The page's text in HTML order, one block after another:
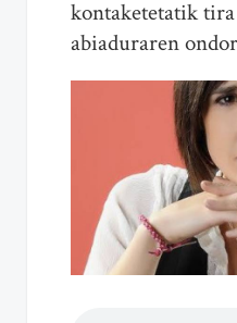
kontaketetatik
abiaduraren